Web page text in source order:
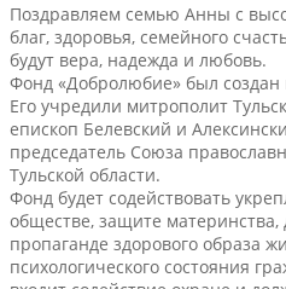
Поздравляем семью Анны с
благ, здоровья, семейного
будут вера, надежда и любовь.
Фонд «Добролюбие» был
Его учредили митрополит
епископ Белевский и
председатель Союза
Тульской области.
Фонд будет содействовать
обществе, защите материнства,
пропаганде здорового образа
психологического состояния